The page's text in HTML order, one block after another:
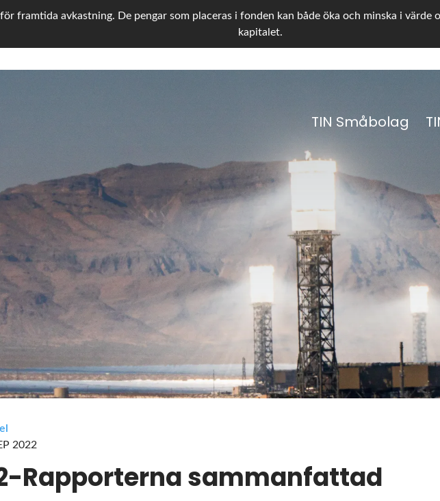
framtida avkastning. De pengar som placeras i fonden kan både öka och minska i
kapitalet.
TIN Småbolag
2022
Rapporterna sammanfattad